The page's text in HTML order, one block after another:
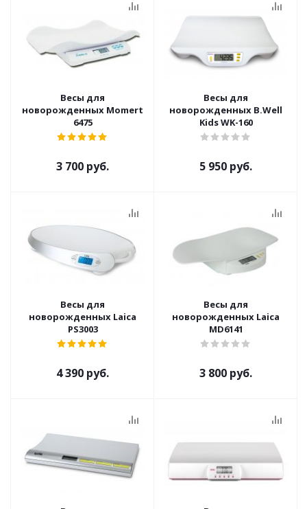
Весы для
новорожденных Momert
6475
3 700 руб.
Весы для
новорожденных B.Well
Kids WK-160
5 950 руб.
Весы для
новорожденных Laica
PS3003
4 390 руб.
Весы для
новорожденных Laica
MD6141
3 800 руб.